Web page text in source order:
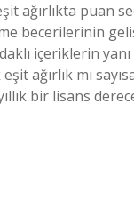
ağırlıkta puan
becerilerinin
içeriklerin yanı
ağırlık mı
bir lisans